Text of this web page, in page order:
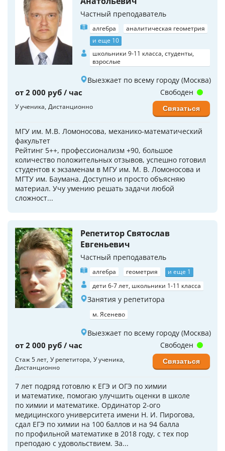
Частный преподаватель
алгебра
аналитическая геометрия
и еще 10
школьники 9-11 класса, студенты,
взрослые
Выезжает по всему городу (Москва)
от 2 000 руб / час
У ученика Дистанционно
МГУ им. М.В. Ломоносова, механико-математический
факультет
Рейтинг 5++, профессионализм +90, большое
количество положительных отзывов, успешно готовил
студентов к экзаменам в МГУ им. М. В. Ломоносова и
МГТУ им. Баумана. Доступно и просто объясняю
материал. Учу умению решать задачи любой
сложност...
Свободен
Связаться
Репетитор Святослав
Евгеньевич
Частный преподаватель
алгебра геометрия
и еще 1
дети 6-7 лет, школьники 1-11 класса
Занятия у репетитора
м. Ясенево
Выезжает по всему городу (Москва)
от 2 000 руб / час
Стаж 5 лет У репетитора У ученика
Дистанционно
7 лет подряд готовлю к ЕГЭ и ОГЭ по химии
и математике, помогаю улучшить оценки в школе
по химии и математике. Ординатор 2-ого
медицинского университета имени Н. И. Пирогова,
сдал ЕГЭ по химии на 100 баллов и на 94 балла
по профильной математике в 2018 году, с тех пор
преподаю с удовольствием. За...
Свободен
Связаться